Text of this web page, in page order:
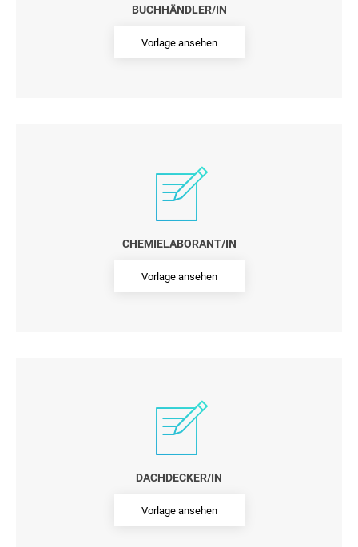
BUCHHÄNDLER/IN
Vorlage ansehen
CHEMIELABORANT/IN
Vorlage ansehen
DACHDECKER/IN
Vorlage ansehen